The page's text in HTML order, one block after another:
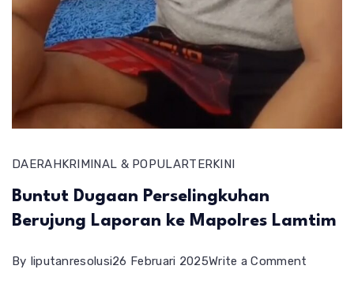
DAERAH KRIMINAL & POPULARTERKINI
Buntut Dugaan Perselingkuhan
Berujung Laporan ke Mapolres Lamtim
By liputanresolusi26 Februari 2025Write a Comment